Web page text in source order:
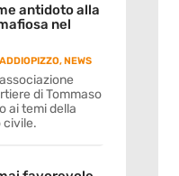
antidoto alla
nel
, NEWS
di Tommaso
ai temi della
civile.